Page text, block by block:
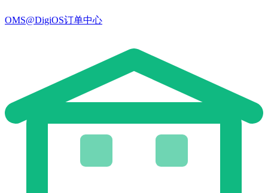
OMS@DigiOS订单中心